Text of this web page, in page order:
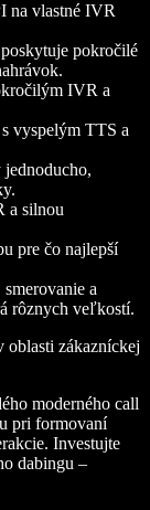
na vlastné IVR
pokročilé
IVR a
vyspelým TTS a
a silnou
pre čo najlepší
a
rôznych veľkostí.
zákazníckej
moderného call
pri formovaní
Investujte
dabingu –